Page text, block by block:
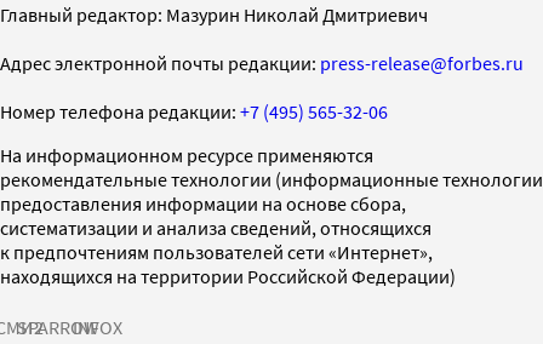
Главный редактор: Мазурин Николай Дмитриевич
Адрес электронной почты редакции: press-release@forbes.ru
Номер телефона редакции: +7 (495) 565-32-06
На информационном ресурсе применяются
рекомендательные технологии (информационные технологии
предоставления информации на основе сбора,
систематизации и анализа сведений, относящихся
к предпочтениям пользователей сети «Интернет»,
находящихся на территории Российской Федерации)
SPARROWINFOX